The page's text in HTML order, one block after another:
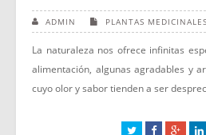
ADMIN PLANTAS MEDICINALES
La naturaleza nos ofrece infinitas
alimentación, algunas agradables y
cuyo olor y sabor tienden a ser